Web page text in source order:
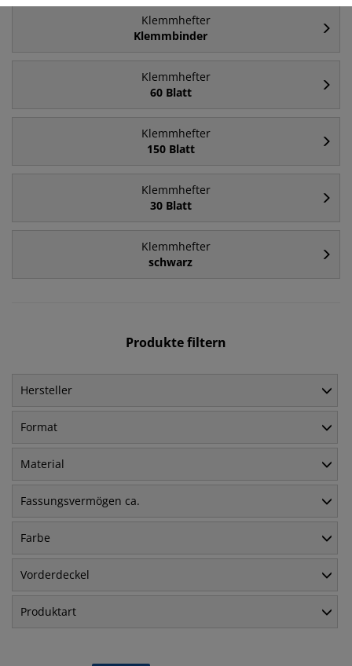
Klemmhefter
Klemmbinder
Klemmhefter
60 Blatt
Klemmhefter
150 Blatt
Klemmhefter
30 Blatt
Klemmhefter
schwarz
Produkte filtern
Hersteller
Format
Material
Fassungsvermögen ca.
Farbe
Vorderdeckel
Produktart